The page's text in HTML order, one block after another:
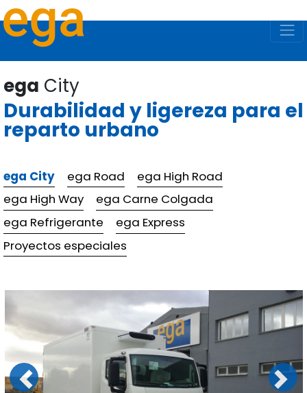
ega City
Durabilidad y ligereza para el
reparto urbano
ega City ega Road
ega High Road
ega High Way
ega Carne Colgada
ega Refrigerante
ega Express
Proyectos especiales
Previous Next